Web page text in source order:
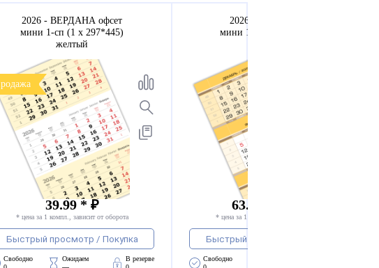
2026 - ВЕРДАНА офсет
мини 1-сп (1 х 297*445)
желтый
39.99 * ₽
* цена за 1 компл., зависит от оборота
Быстрый просмотр / Покупка
Свободно
Ожидаем
В резерве
2026 - ЕВРОПА арт
мини 1-сп (1 х 297*445)
63.8 - 68.8* ₽
* цена за 1 компл., зависит от оборота
Быстрый просмотр / Покупка
Свободно